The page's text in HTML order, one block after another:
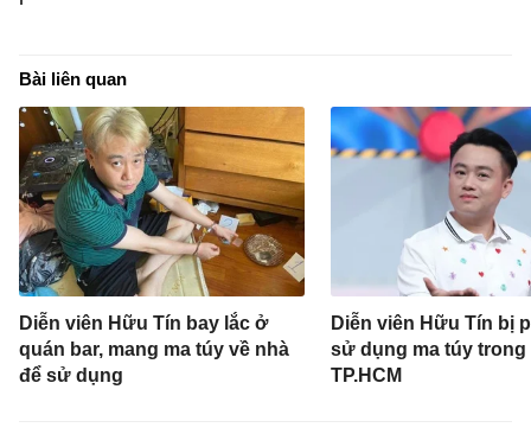
Bài liên quan
Diễn viên Hữu Tín bay lắc ở
quán bar, mang ma túy về nhà
để sử dụng
Diễn viên Hữu Tín bị
sử dụng ma túy trong
TP.HCM